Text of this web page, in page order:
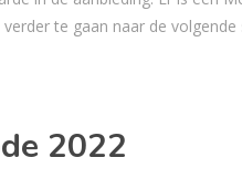
te gaan naar de volgende
2022